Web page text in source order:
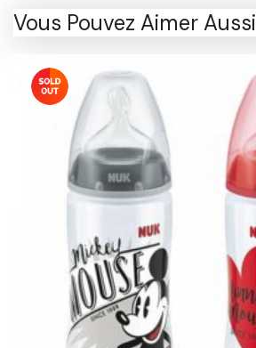
Vous Pouvez Aimer Aussi